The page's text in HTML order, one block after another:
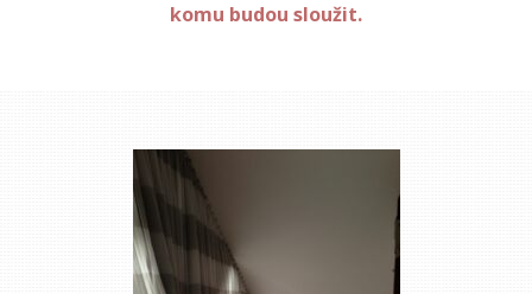
komu budou sloužit.